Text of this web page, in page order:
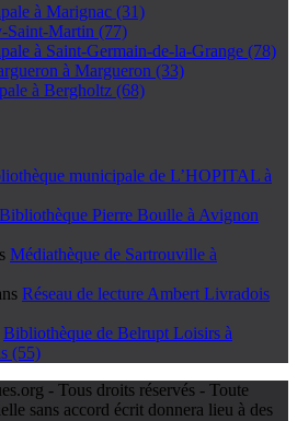
à Marignac (31)
Saint-Martin (77)
à Saint-Germain-de-la-Grange (78)
à Margueron (33)
à Bergholtz (68)
municipale de L’HOPITAL à
Bibliothèque Pierre Boulle à Avignon
Médiathèque de Sartrouville à
Réseau de lecture Ambert Livradois
Bibliothèque de Belrupt Loisirs à
(55)
- Tous droits réservés - Toute
sans accord écrit donnera lieu à des